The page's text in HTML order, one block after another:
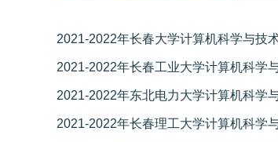
2021-2022年长春大学计算机科学与技
2021-2022年长春工业大学计算机科学
2021-2022年东北电力大学计算机科学
2021-2022年长春理工大学计算机科学